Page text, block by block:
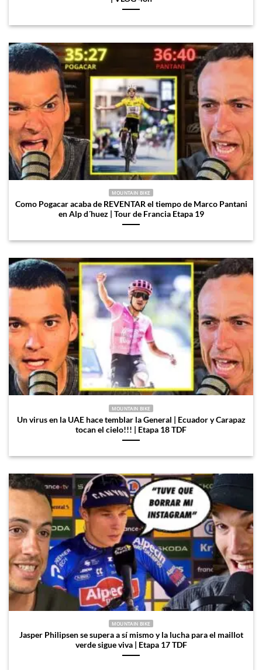
MOUNTAIN BIKE
Como Pogacar acaba de REVENTAR el tiempo de Marco Pantani
en Alp d´huez | Tour de Francia Etapa 19
MOUNTAIN BIKE
Un virus en la UAE hace temblar la General | Ecuador y Carapaz
tocan el cielo!!! | Etapa 18 TDF
MOUNTAIN BIKE
Jasper Philipsen se supera a sí mismo y la lucha para el maillot
verde sigue viva | Etapa 17 TDF